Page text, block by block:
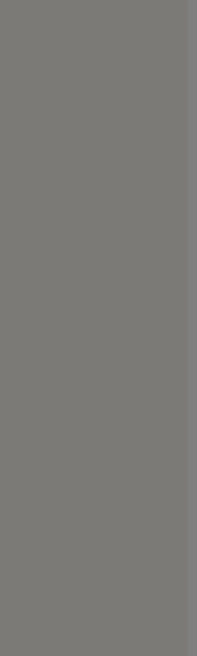
Straße
Paulskirche
Straße